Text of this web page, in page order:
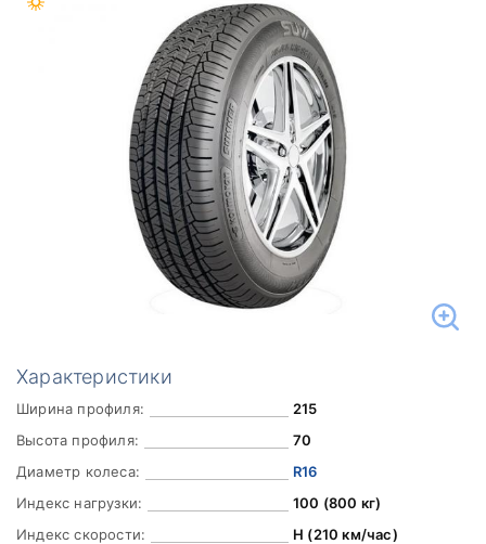
Характеристики
Ширина профиля:
215
Высота профиля:
70
Диаметр колеса:
R16
Индекс нагрузки:
100 (800 кг)
Индекс скорости:
H (210 км/час)